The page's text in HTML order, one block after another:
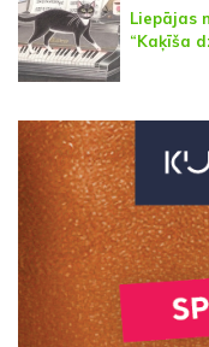
Liepājas
“Kaķīša